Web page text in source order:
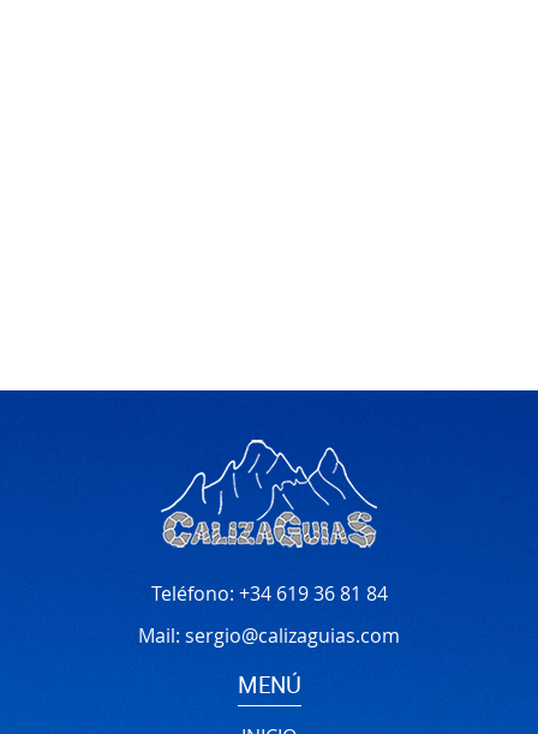
Teléfono: +34 619 36 81 84
Mail: sergio@calizaguias.com
MENÚ